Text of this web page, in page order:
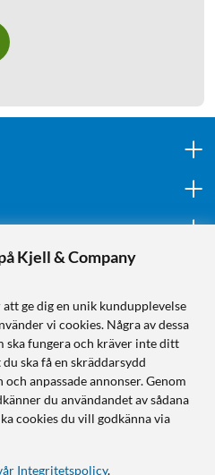
Kjell & Company
ge dig en unik kundupplevelse
vi cookies. Några av dessa
ska fungera och kräver inte ditt
ska få en skräddarsydd
anpassade annonser. Genom
du användandet av sådana
cookies du vill godkänna via
Integritetspolicy.